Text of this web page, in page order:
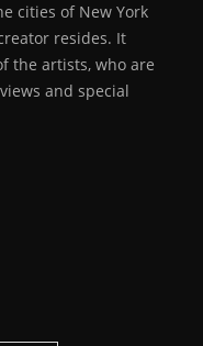
cities of New York
resides. It
the artists, who are
and special